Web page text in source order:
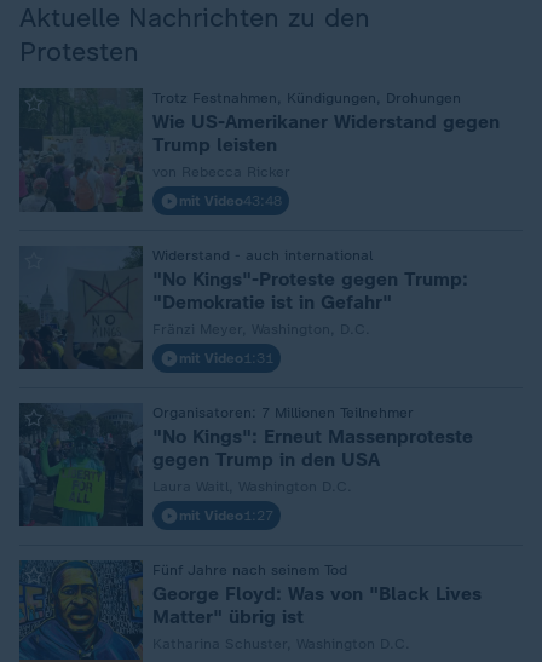
Aktuelle Nachrichten zu den
Protesten
Trotz Festnahmen, Kündigungen, Drohungen
Wie US-Amerikaner Widerstand gegen
Trump leisten
mit Video43:48
Widerstand - auch international
"No Kings"-Proteste gegen Trump:
"Demokratie ist in Gefahr"
mit Video 1:31
Organisatoren: 7 Millionen Teilnehmer
"No Kings": Erneut Massenproteste
gegen Trump in den USA
mit Video 1:27
Fünf Jahre nach seinem Tod
George Floyd: Was von "Black Lives
Matter" übrig ist